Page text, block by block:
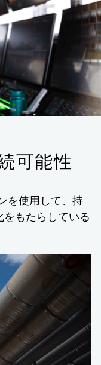
可能性
を使用して、持
もたらしている